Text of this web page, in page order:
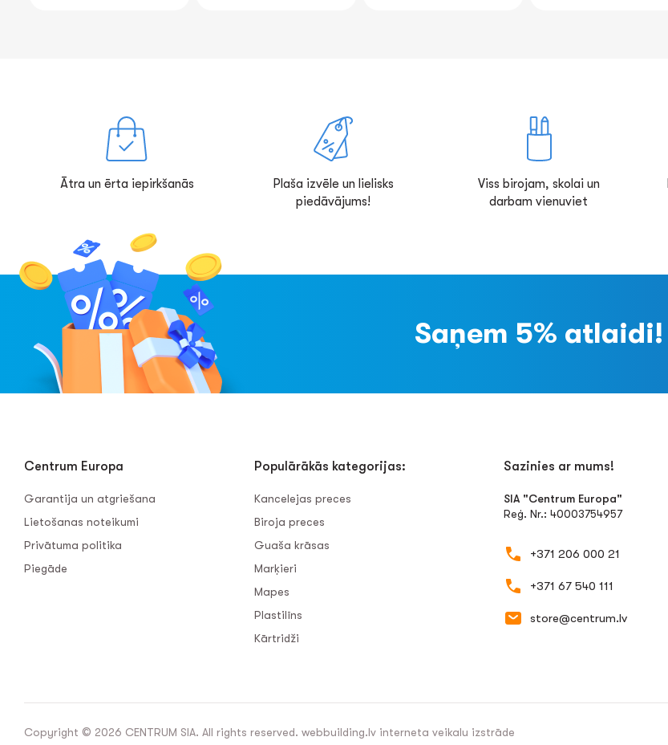
Ātra un ērta iepirkšanās
Plaša izvēle un lielisks
piedāvājums!
Viss birojam, skolai un
darbam vienuviet
Saņem 5% atlaidi!
Centrum Europa
Garantija un atgriešana
Lietošanas noteikumi
Privātuma politika
Piegāde
Populārākās kategorijas:
Kancelejas preces
Biroja preces
Guaša krāsas
Marķieri
Mapes
Plastilīns
Kārtridži
Sazinies ar mums!
SIA "Centrum Europa"
Reģ. Nr.: 40003754957
+371 206 000 21
+371 67 540 111
store@centrum.lv
Copyright © 2026 CENTRUM SIA. All rights reserved. webbuilding.lv interneta veikalu izstrāde